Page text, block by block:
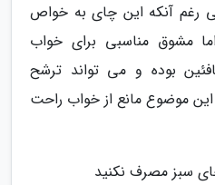
رغم آنکه این چای به خواص
مشوق مناسبی برای خواب
بوده و می تواند ترشح
موضوع مانع از خواب راحت
سبز مصرف نکنید